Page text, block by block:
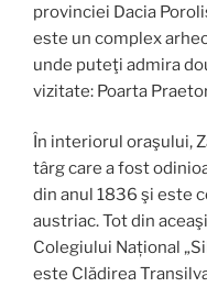
provinciei Dacia
este un complex
unde puteţi admira
vizitate: Poarta
În interiorul oraşului,
târg care a fost
din anul 1836 şi este
austriac. Tot din
Colegiului Național
este Clădirea